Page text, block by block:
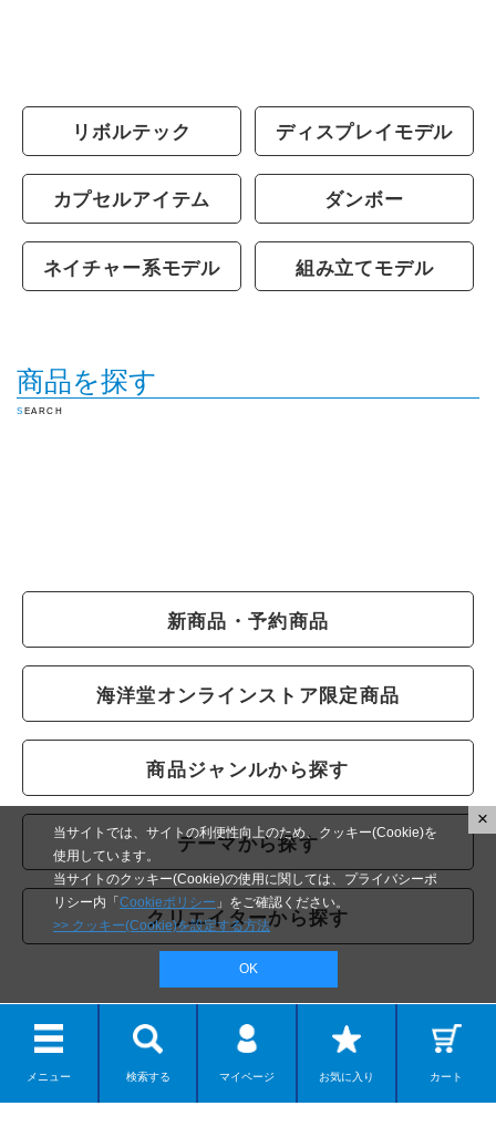
リボルテック ディスプレイモデル
カプセルアイテム ダンボー
ネイチャー系モデル 組み立てモデル
商品を探す
SEARCH
新商品・予約商品
海洋堂オンラインストア限定商品
商品ジャンルから探す
テーマから探す
クリエイターから探す
公式SNS
メニュー 検索する マイページ お気に入り カート
当サイトでは、サイトの利便性向上のため、クッキー(Cookie)を
使用しています。
当サイトのクッキー(Cookie)の使用に関しては、プライバシーポ
リシー内「 Cookieポリシー 」をご確認ください。
>> クッキー(Cookie)を設定する方法
OK
×